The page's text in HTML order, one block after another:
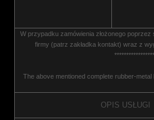
W przypadku zamówienia złożonego
firmy (patrz zakładka kontakt) wraz z
The above mentioned complete rubber-
OPIS USŁUGI